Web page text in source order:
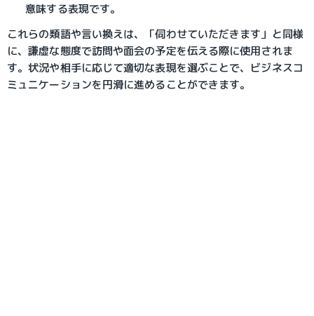
意味する表現です。
これらの類語や言い換えは、「伺わせていただきます」と同様
に、謙虚な態度で訪問や面会の予定を伝える際に使用されま
す。状況や相手に応じて適切な表現を選ぶことで、ビジネスコ
ミュニケーションを円滑に進めることができます。